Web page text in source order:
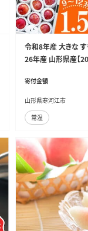
令和8年産 大きな す
26年産 山形県産【
寄付金額
山形県寒河江市
常温